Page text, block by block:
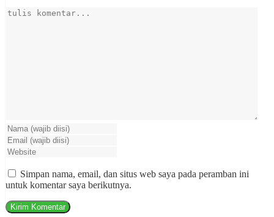
Simpan nama, email, dan situs web saya pada peramban ini
untuk komentar saya berikutnya.